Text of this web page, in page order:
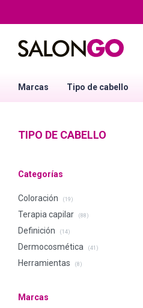
Marcas Tipo de cabello
TIPO DE CABELLO
Categorías
Coloración (19)
Terapia capilar (88)
Definición (14)
Dermocosmética (41)
Herramientas (8)
Marcas